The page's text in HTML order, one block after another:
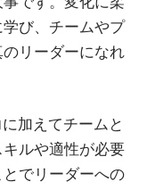
び、チームやプ
リーダーになれ
加えてチームと
ルや適性が必要
でリーダーへの